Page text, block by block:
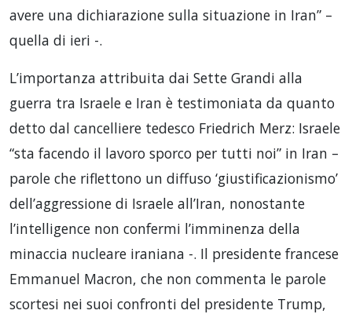
avere una dichiarazione sulla situazione in Iran” –
quella di ieri -.
L’importanza attribuita dai Sette Grandi alla
guerra tra Israele e Iran è testimoniata da quanto
detto dal cancelliere tedesco Friedrich Merz: Israele
“sta facendo il lavoro sporco per tutti noi” in Iran –
parole che riflettono un diffuso ‘giustificazionismo’
dell’aggressione di Israele all’Iran, nonostante
l’intelligence non confermi l’imminenza della
minaccia nucleare iraniana -. Il presidente francese
Emmanuel Macron, che non commenta le parole
scortesi nei suoi confronti del presidente Trump,